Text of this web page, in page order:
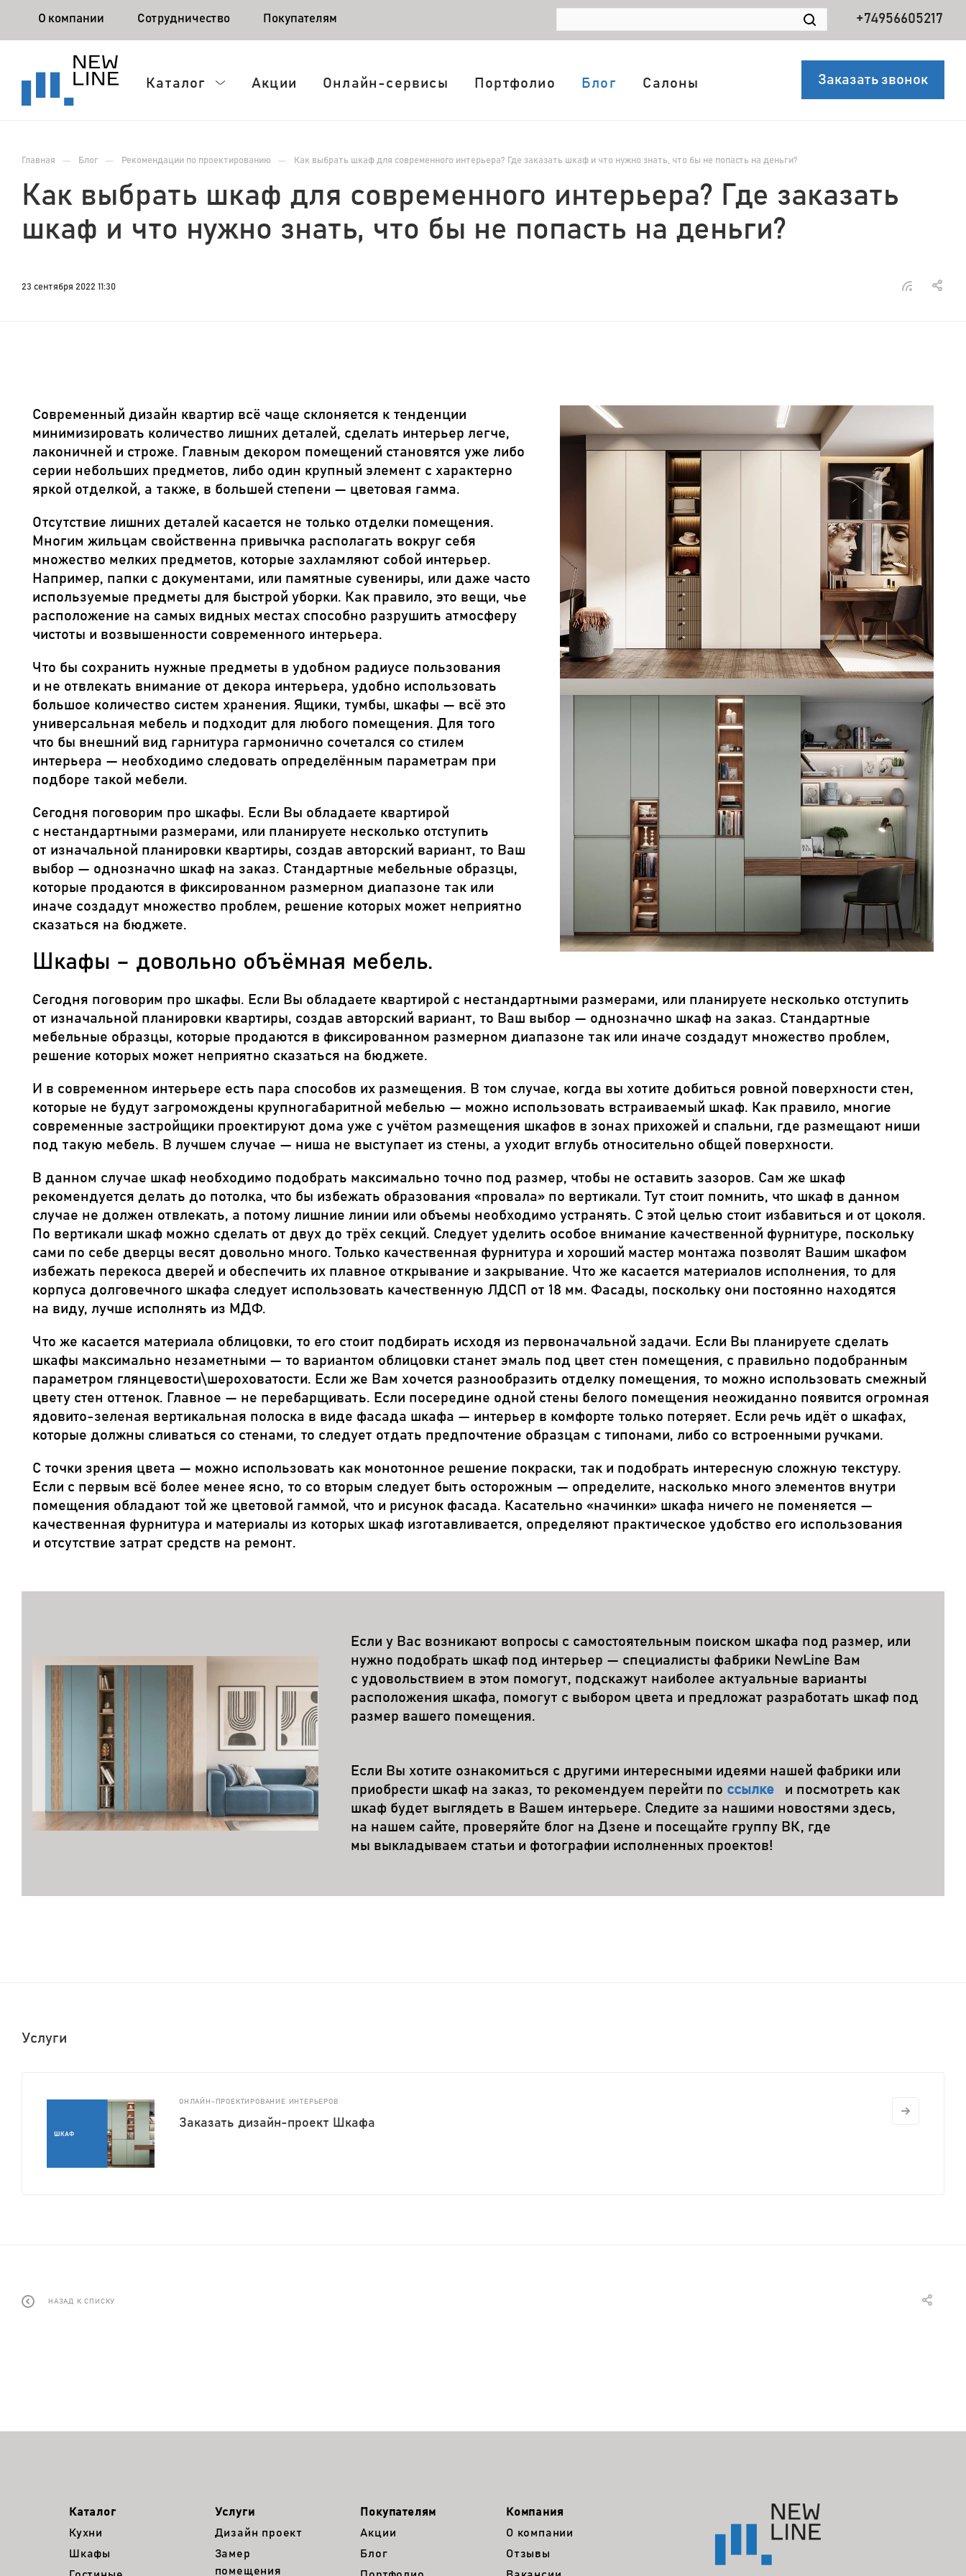
О компании Сотрудничество Покупателям +74956605217
Каталог Акции Онлайн-сервисы Портфолио Блог Салоны Заказать звонок
Главная — Блог — Рекомендации по проектированию — Как выбрать шкаф для современного интерьера? Где заказать шкаф и что нужно знать, что бы не попасть на деньги?
Как выбрать шкаф для современного интерьера? Где заказать
шкаф и что нужно знать, что бы не попасть на деньги?
23 сентября 2022 11:30
Современный дизайн квартир всё чаще склоняется к тенденции
минимизировать количество лишних деталей, сделать интерьер легче,
лаконичней и строже. Главным декором помещений становятся уже либо
серии небольших предметов, либо один крупный элемент с характерно
яркой отделкой, а также, в большей степени — цветовая гамма.
Отсутствие лишних деталей касается не только отделки помещения.
Многим жильцам свойственна привычка располагать вокруг себя
множество мелких предметов, которые захламляют собой интерьер.
Например, папки с документами, или памятные сувениры, или даже часто
используемые предметы для быстрой уборки. Как правило, это вещи, чье
расположение на самых видных местах способно разрушить атмосферу
чистоты и возвышенности современного интерьера.
Что бы сохранить нужные предметы в удобном радиусе пользования
и не отвлекать внимание от декора интерьера, удобно использовать
большое количество систем хранения. Ящики, тумбы, шкафы — всё это
универсальная мебель и подходит для любого помещения. Для того
что бы внешний вид гарнитура гармонично сочетался со стилем
интерьера — необходимо следовать определённым параметрам при
подборе такой мебели.
Сегодня поговорим про шкафы. Если Вы обладаете квартирой
с нестандартными размерами, или планируете несколько отступить
от изначальной планировки квартиры, создав авторский вариант, то Ваш
выбор — однозначно шкаф на заказ. Стандартные мебельные образцы,
которые продаются в фиксированном размерном диапазоне так или
иначе создадут множество проблем, решение которых может неприятно
сказаться на бюджете.
Шкафы – довольно объёмная мебель.
Сегодня поговорим про шкафы. Если Вы обладаете квартирой с нестандартными размерами, или планируете несколько отступить
от изначальной планировки квартиры, создав авторский вариант, то Ваш выбор — однозначно шкаф на заказ. Стандартные
мебельные образцы, которые продаются в фиксированном размерном диапазоне так или иначе создадут множество проблем,
решение которых может неприятно сказаться на бюджете.
И в современном интерьере есть пара способов их размещения. В том случае, когда вы хотите добиться ровной поверхности стен,
которые не будут загромождены крупногабаритной мебелью — можно использовать встраиваемый шкаф. Как правило, многие
современные застройщики проектируют дома уже с учётом размещения шкафов в зонах прихожей и спальни, где размещают ниши
под такую мебель. В лучшем случае — ниша не выступает из стены, а уходит вглубь относительно общей поверхности.
В данном случае шкаф необходимо подобрать максимально точно под размер, чтобы не оставить зазоров. Сам же шкаф
рекомендуется делать до потолка, что бы избежать образования «провала» по вертикали. Тут стоит помнить, что шкаф в данном
случае не должен отвлекать, а потому лишние линии или объемы необходимо устранять. С этой целью стоит избавиться и от цоколя.
По вертикали шкаф можно сделать от двух до трёх секций. Следует уделить особое внимание качественной фурнитуре, поскольку
сами по себе дверцы весят довольно много. Только качественная фурнитура и хороший мастер монтажа позволят Вашим шкафом
избежать перекоса дверей и обеспечить их плавное открывание и закрывание. Что же касается материалов исполнения, то для
корпуса долговечного шкафа следует использовать качественную ЛДСП от 18 мм. Фасады, поскольку они постоянно находятся
на виду, лучше исполнять из МДФ.
Что же касается материала облицовки, то его стоит подбирать исходя из первоначальной задачи. Если Вы планируете сделать
шкафы максимально незаметными — то вариантом облицовки станет эмаль под цвет стен помещения, с правильно подобранным
параметром глянцевости\шероховатости. Если же Вам хочется разнообразить отделку помещения, то можно использовать смежный
цвету стен оттенок. Главное — не перебарщивать. Если посередине одной стены белого помещения неожиданно появится огромная
ядовито-зеленая вертикальная полоска в виде фасада шкафа — интерьер в комфорте только потеряет. Если речь идёт о шкафах,
которые должны сливаться со стенами, то следует отдать предпочтение образцам с типонами, либо со встроенными ручками.
С точки зрения цвета — можно использовать как монотонное решение покраски, так и подобрать интересную сложную текстуру.
Если с первым всё более менее ясно, то со вторым следует быть осторожным — определите, насколько много элементов внутри
помещения обладают той же цветовой гаммой, что и рисунок фасада. Касательно «начинки» шкафа ничего не поменяется —
качественная фурнитура и материалы из которых шкаф изготавливается, определяют практическое удобство его использования
и отсутствие затрат средств на ремонт.
Если у Вас возникают вопросы с самостоятельным поиском шкафа под размер, или
нужно подобрать шкаф под интерьер — специалисты фабрики NewLine Вам
с удовольствием в этом помогут, подскажут наиболее актуальные варианты
расположения шкафа, помогут с выбором цвета и предложат разработать шкаф под
размер вашего помещения.
Если Вы хотите ознакомиться с другими интересными идеями нашей фабрики или
приобрести шкаф на заказ, то рекомендуем перейти по ссылке
и посмотреть как
шкаф будет выглядеть в Вашем интерьере. Следите за нашими новостями здесь,
на нашем сайте, проверяйте блог на Дзене и посещайте группу ВК, где
мы выкладываем статьи и фотографии исполненных проектов!
Услуги
ОНЛАЙН-ПРОЕКТИРОВАНИЕ ИНТЕРЬЕРОВ
Заказать дизайн-проект Шкафа
НАЗАД К СПИСКУ
Каталог
Кухни
Шкафы
Услуги
Дизайн проект
Замер
помещения
Покупателям
Акции
Блог
Компания
О компании
Отзывы